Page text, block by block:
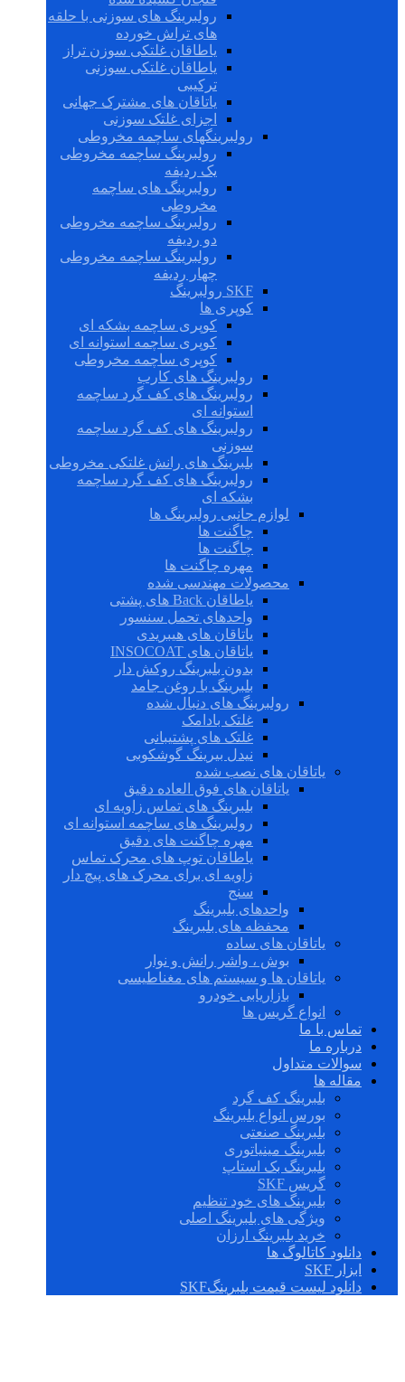
رولبرینگ های سوزنی با حلقه
های تراش خورده
یاطاقان غلتکی سوزن تراز
یاطاقان غلتکی سوزنی
ترکیبی
یاتاقان های مشترک جهانی
اجزای غلتک سوزنی
رولبرینگهای ساچمه مخروطی
رولبرینگ ساچمه مخروطی
یک ردیفه
رولبرینگ های ساچمه
مخروطی
رولبرینگ ساچمه مخروطی
دو ردیفه
رولبرینگ ساچمه مخروطی
چهار ردیفه
SKF رولبرینگ
کوپری ها
کوپری ساچمه بشکه ای
کوپری ساچمه استوانه ای
کوپری ساچمه مخروطی
رولبرینگ های کارب
رولبرینگ های کف گرد ساچمه
استوانه ای
رولبرینگ های کف گرد ساچمه
سوزنی
بلبرینگ های رانش غلتکی مخروطی
رولبرینگ های کف گرد ساچمه
بشکه ای
لوازم جانبی رولبرینگ ها
چاگنت ها
چاگنت ها
مهره چاگنت ها
محصولات مهندسی شده
یاطاقان Back های پشتی
واحدهای تحمل سنسور
یاتاقان های هیبریدی
یاتاقان های INSOCOAT
بدون بلبرینگ روکش دار
بلبرینگ با روغن جامد
رولبرینگ های دنبال شده
غلتک بادامک
غلتک های پشتیبانی
نیدل بیرینگ گوشکوبی
یاتاقان های نصب شده
یاتاقان های فوق العاده دقیق
بلبرینگ های تماس زاویه ای
رولبرینگ های ساچمه استوانه ای
مهره چاگنت های دقیق
یاطاقان توپ های محرک تماس
زاویه ای برای محرک های پیچ دار
سنج
واحدهای بلبرینگ
محفظه های بلبرینگ
یاتاقان های ساده
بوش ، واشر رانش و نوار
یاتاقان ها و سیستم های مغناطیسی
بازاریابی خودرو
انواع گریس ها
تماس با ما
درباره ما
سوالات متداول
مقاله ها
بلبرینگ کف گرد
بورس انواع بلبرینگ
بلبرینگ صنعتی
بلبرینگ مینیاتوری
بلبرینگ بک استاپ
گریس SKF
بلبرینگ های خود تنظیم
ویژگی های بلبرینگ اصلی
خرید بلبرینگ ارزان
دانلود کاتالوگ ها
ابزار SKF
دانلود لیست قیمت بلبرینگSKF